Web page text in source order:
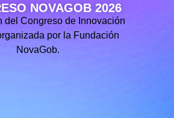
NOVAGOB 2026
del Congreso de Innovación
por la Fundación
NovaGob.